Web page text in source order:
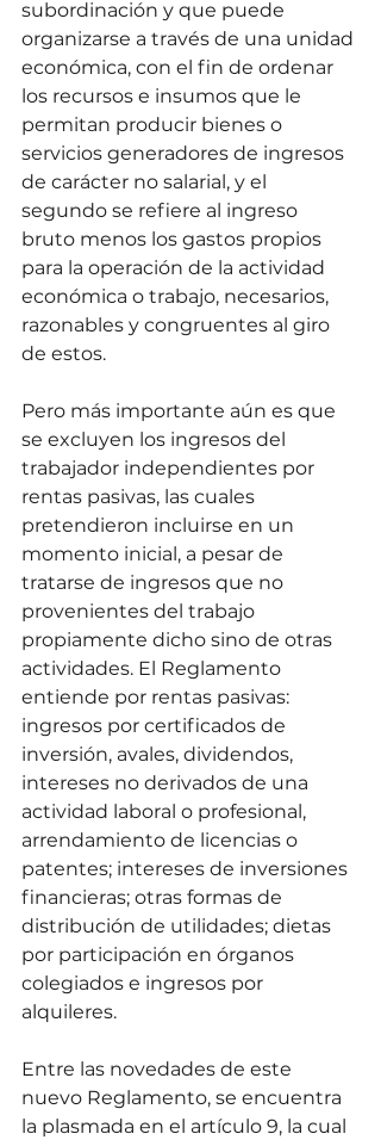
subordinación y que puede
organizarse a través de una unidad
económica, con el fin de ordenar
los recursos e insumos que le
permitan producir bienes o
servicios generadores de ingresos
de carácter no salarial, y el
segundo se refiere al ingreso
bruto menos los gastos propios
para la operación de la actividad
económica o trabajo, necesarios,
razonables y congruentes al giro
de estos.
Pero más importante aún es que
se excluyen los ingresos del
trabajador independientes por
rentas pasivas, las cuales
pretendieron incluirse en un
momento inicial, a pesar de
tratarse de ingresos que no
provenientes del trabajo
propiamente dicho sino de otras
actividades. El Reglamento
entiende por rentas pasivas:
ingresos por certificados de
inversión, avales, dividendos,
intereses no derivados de una
actividad laboral o profesional,
arrendamiento de licencias o
patentes; intereses de inversiones
financieras; otras formas de
distribución de utilidades; dietas
por participación en órganos
colegiados e ingresos por
alquileres.
Entre las novedades de este
nuevo Reglamento, se encuentra
la plasmada en el artículo 9, la cual